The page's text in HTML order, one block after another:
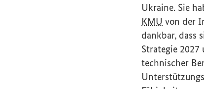
Ukraine. Sie
KMU von der
dankbar, dass
Strategie
technischer